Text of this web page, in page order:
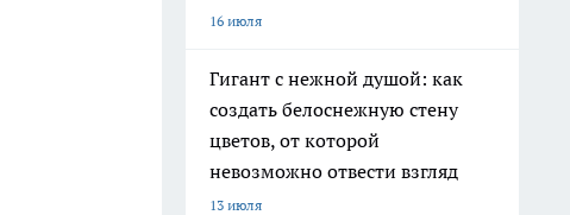
16 июля
Гигант с нежной душой: как
создать белоснежную стену
цветов, от которой
невозможно отвести взгляд
13 июля